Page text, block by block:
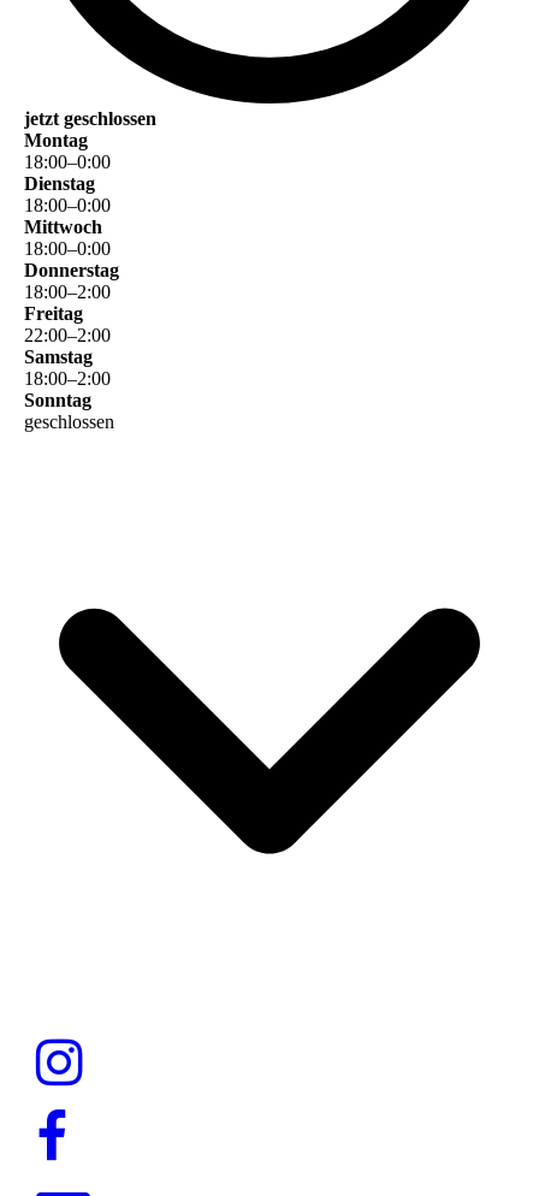
jetzt geschlossen
Montag
18:00–0:00
Dienstag
18:00–0:00
Mittwoch
18:00–0:00
Donnerstag
18:00–2:00
Freitag
22:00–2:00
Samstag
18:00–2:00
Sonntag
geschlossen